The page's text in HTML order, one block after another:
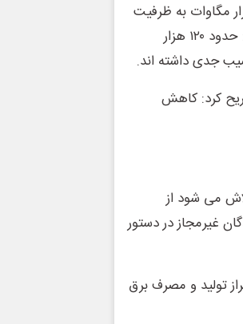
برنامه این است که در بخش نیروگاه‌های حرارتی ۳ هزار مگاوات به ظرفیت
اضافه شود که تاکنون ۱۸۰۰ مگاوات اضافه شده است.وی اظهار داشت: حدود ۱۲۰ هزار
کرد: کاهش
تلاش می شود از
غیرمجاز در دستور
تولید و مصرف برق